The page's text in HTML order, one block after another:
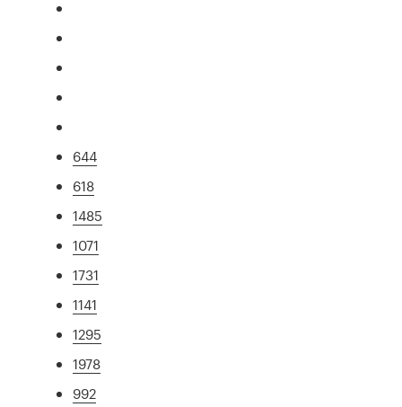
644
618
1485
1071
1731
1141
1295
1978
992